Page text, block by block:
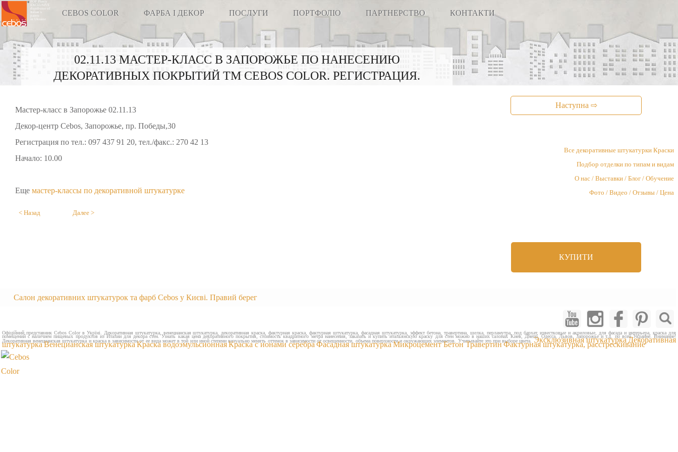
FOP Plaxiy
EXCLUSIVE
distributor of
Italian`s
paints
in Ukraine
CEBOS COLOR ФАРБА І ДЕКОР ПОСЛУГИ ПОРТФОЛІО ПАРТНЕРСТВО КОНТАКТИ
02.11.13 МАСТЕР-КЛАСС В ЗАПОРОЖЬЕ ПО НАНЕСЕНИЮ
ДЕКОРАТИВНЫХ ПОКРЫТИЙ ТМ CEBOS COLOR. РЕГИСТРАЦИЯ.
Мастер-класс в Запорожье 02.11.13
Декор-центр Cebos, Запорожье, пр. Победы,30
Регистрация по тел.: 097 437 91 20, тел./факс.: 270 42 13
Начало: 10.00
Ещемастер-классы по декоративной штукатурке
< Назад Далее >
Наступна ⇨
Все декоративные штукатурки Краски
Подбор отделки по типам и видам
О нас / Выставки / Блог / Обучение
Фото / Видео / Отзывы / Цена
КУПИТИ
Салон декоративних штукатурок та фарб Cebos у Києві. Правий берег
Офіційний представник Cebos Color в Укрїні. Декоративная штукатурка, венецианская штукатурка, декоративная краска, фактурная краска, фактурная штукатурка, фасадная штукатурка, эффект бетона, травертина, шелка, перламутра, под бархат, известковые и акриловые, для фасада и интерьера, краска для
помещений с наличием пищевых продуктов из Италии для декора стен. Узнать какая цена декоративного покрытия, стоимость квадратного метра нанесения, заказать и купить итальянскую краску для стен можно в наших салонах Киев, Днепр, Одесса, Львов, Запорожье и т.д. по всей Украине. Внимание!
Декоративная венецианская штукатурка и краска в зависимости от ее вида может в той или иной степени визуально менять оттенок в зависимости от освещенности, объема поверхности и окружающих элементов. Учитывайте это при выборе цвета. Эксклюзивная штукатуркаДекоративная
штукатуркаВенецианская штукатурка Краска водоэмульсионнаяКраска с ионами серебраФасадная штукатуркаМикроцемент Бетон Травертин Фактурная штукатурка, расстрескивание